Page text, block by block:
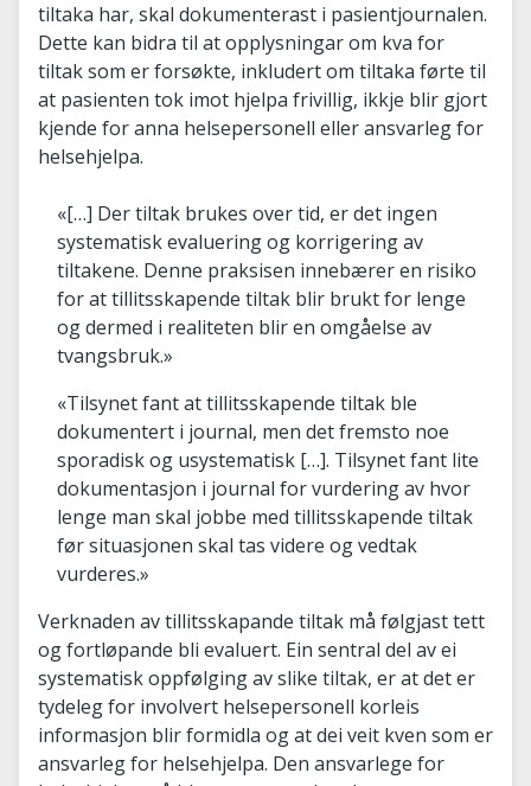
tiltaka har, skal dokumenterast i pasientjournalen.
Dette kan bidra til at opplysningar om kva for
tiltak som er forsøkte, inkludert om tiltaka førte til
at pasienten tok imot hjelpa frivillig, ikkje blir gjort
kjende for anna helsepersonell eller ansvarleg for
helsehjelpa.
«[…] Der tiltak brukes over tid, er det ingen
systematisk evaluering og korrigering av
tiltakene. Denne praksisen innebærer en risiko
for at tillitsskapende tiltak blir brukt for lenge
og dermed i realiteten blir en omgåelse av
tvangsbruk.»
«Tilsynet fant at tillitsskapende tiltak ble
dokumentert i journal, men det fremsto noe
sporadisk og usystematisk […]. Tilsynet fant lite
dokumentasjon i journal for vurdering av hvor
lenge man skal jobbe med tillitsskapende tiltak
før situasjonen skal tas videre og vedtak
vurderes.»
Verknaden av tillitsskapande tiltak må følgjast tett
og fortløpande bli evaluert. Ein sentral del av ei
systematisk oppfølging av slike tiltak, er at det er
tydeleg for involvert helsepersonell korleis
informasjon blir formidla og at dei veit kven som er
ansvarleg for helsehjelpa. Den ansvarlege for